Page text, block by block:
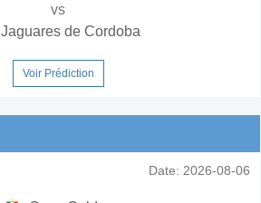
vs
Jaguares de Cordoba
Voir Prédiction
Date: 2026-08-06